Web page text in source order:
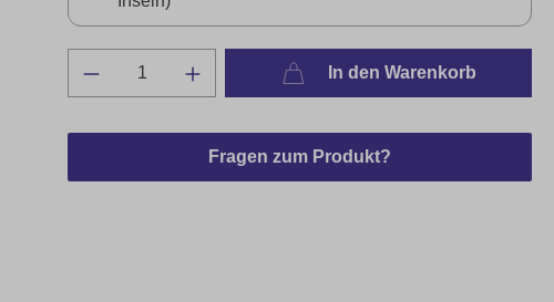
In den Warenkorb
Fragen zum Produkt?